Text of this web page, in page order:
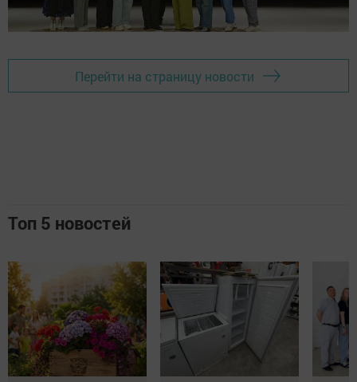
Перейти на страницу новости
Топ 5 новостей